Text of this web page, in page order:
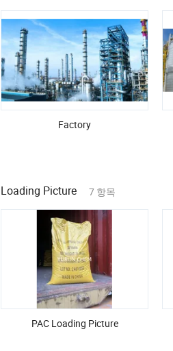
Factory
Loading Picture 7 항목
PAC Loading Picture